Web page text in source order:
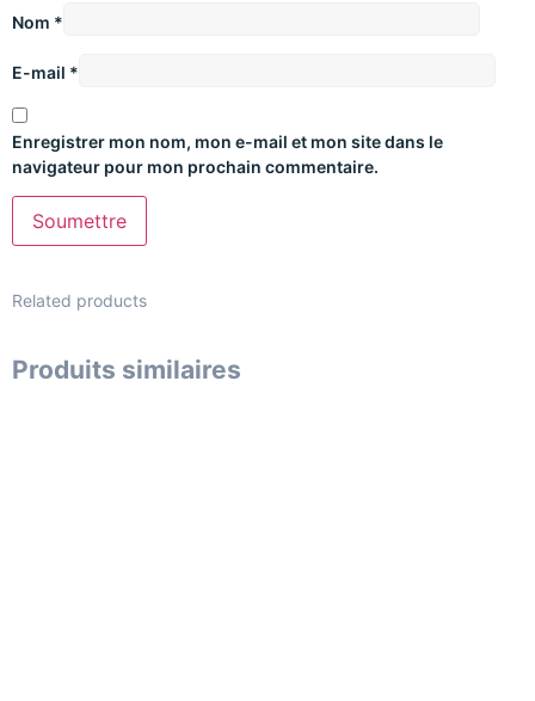
Nom *
E-mail *
Enregistrer mon nom, mon e-mail et mon site dans le
navigateur pour mon prochain commentaire.
Related products
Produits similaires